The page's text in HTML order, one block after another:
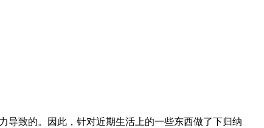
导致的。因此，针对近期生活上的一些东西做了下归纳